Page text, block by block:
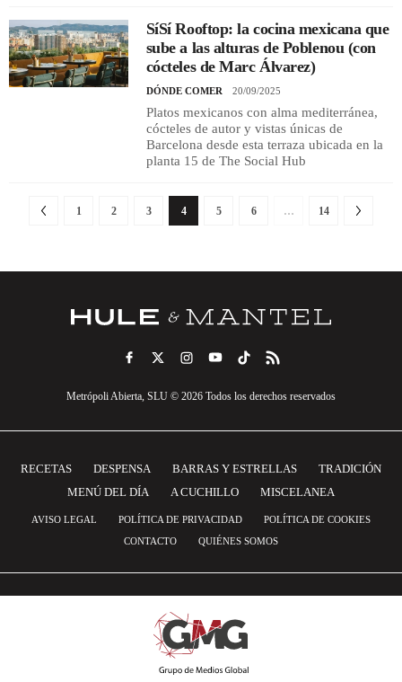
SíSí Rooftop: la cocina mexicana que
sube a las alturas de Poblenou (con
cócteles de Marc Álvarez)
DÓNDE COMER 20/09/2025
Platos mexicanos con alma mediterránea,
cócteles de autor y vistas únicas de
Barcelona desde esta terraza ubicada en la
planta 15 de The Social Hub
1 2 3 4 5 6 … 14
Metrópoli Abierta, SLU © 2026 Todos los derechos reservados
RECETAS DESPENSA BARRAS Y ESTRELLAS
TRADICIÓN
MENÚ DEL DÍA
A CUCHILLO MISCELANEA
AVISO LEGAL POLÍTICA DE PRIVACIDAD
POLÍTICA DE COOKIES
CONTACTO
QUIÉNES SOMOS